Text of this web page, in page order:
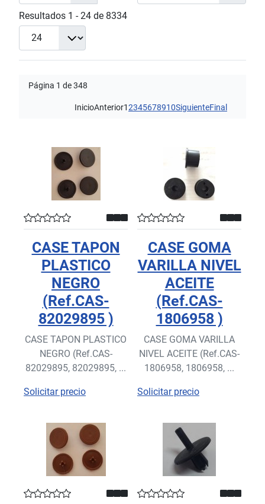
Resultados 1 - 24 de 8334
Página 1 de 348
InicioAnterior12345678910SiguienteFinal
CASE TAPON
PLASTICO
NEGRO
(Ref.CAS-
82029895 )
CASE TAPON PLASTICO
NEGRO (Ref.CAS-
82029895, 82029895, ...
Solicitar precio
CASE GOMA
VARILLA NIVEL
ACEITE
(Ref.CAS-
1806958 )
CASE GOMA VARILLA
NIVEL ACEITE (Ref.CAS-
1806958, 1806958, ...
Solicitar precio